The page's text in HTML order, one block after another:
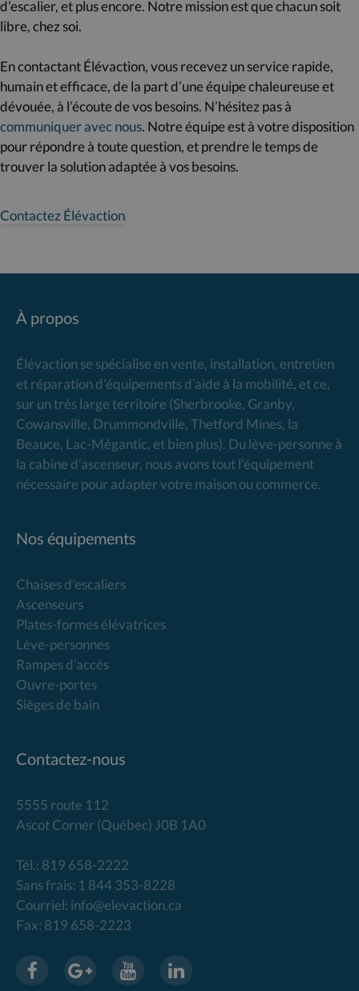
d’escalier, et plus encore. Notre mission est que chacun soit
libre, chez soi.
En contactant Élévaction, vous recevez un service rapide,
humain et efficace, de la part d’une équipe chaleureuse et
dévouée, à l’écoute de vos besoins. N’hésitez pas à
communiquer avec nous. Notre équipe est à votre disposition
pour répondre à toute question, et prendre le temps de
trouver la solution adaptée à vos besoins.
Contactez Élévaction
À propos
Élévaction se spécialise en vente, installation, entretien
et réparation d’équipements d’aide à la mobilité, et ce,
sur un très large territoire (Sherbrooke, Granby,
Cowansville, Drummondville, Thetford Mines, la
Beauce, Lac-Mégantic, et bien plus). Du lève-personne à
la cabine d’ascenseur, nous avons tout l’équipement
nécessaire pour adapter votre maison ou commerce.
Nos équipements
Chaises d’escaliers
Ascenseurs
Plates-formes élévatrices
Lève-personnes
Rampes d’accès
Ouvre-portes
Sièges de bain
Contactez-nous
5555 route 112
Ascot Corner (Québec) J0B 1A0
Tél.: 819 658-2222
Sans frais: 1 844 353-8228
Courriel: info@elevaction.ca
Fax: 819 658-2223